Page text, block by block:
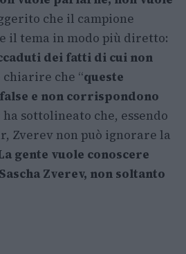
che il campione
il tema in modo più diretto:
dei fatti di cui non
chiarire che “queste
e non corrispondono
ha sottolineato che, essendo
Zverev non può ignorare la
gente vuole conoscere
Zverev, non soltanto